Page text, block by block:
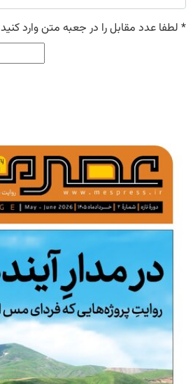
* لطفا عدد مقابل را در جعبه متن وارد کنید